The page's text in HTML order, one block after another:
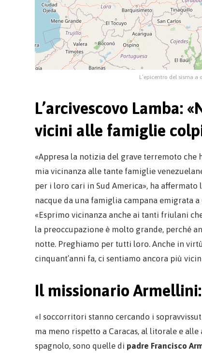
L’epicentro del sisma a
L’arcivescovo Lamba:
vicini alle famiglie
«Appresa la notizia del grave terremoto
mia vicinanza alle tante famiglie
per i loro cari in Sud America», ha affermato
nacque da una famiglia campana emigrata a
«Esprimo vicinanza anche ai tanti friulani
la preoccupazione è molto grande, perché
notte. Preghiamo per tutti loro. Anche in
cinquant’anni fa, ci sentiamo ancora più
Il missionario
«I soccorritori stanno cercando i
ma meno rispetto a Caracas, al litorale e
spagnolo, sono quelle di padre Francisco